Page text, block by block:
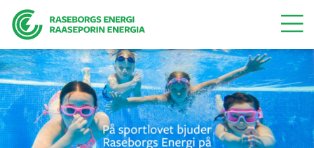
Menu